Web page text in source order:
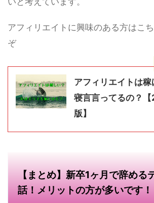
アフィリエイトに興味のある方はこ
ぞ
アフィリエイトは
寝言言ってるの？
版】
【まとめ】新卒1ヶ月で辞める
話！メリットの方が多いです！